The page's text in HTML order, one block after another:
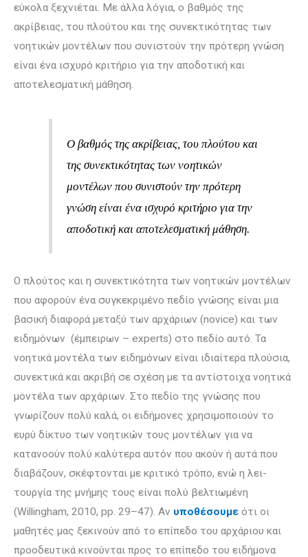
εύκολα ξεχνιέται. Με άλλα λόγια, ο βαθμός της
ακρίβειας, του πλούτου και της συνεκτικότητας των
νοητικών μοντέλων που συ­­νιστούν την πρότερη γνώση
είναι ένα ισχυρό κριτήριο για την αποδοτική και
αποτελεσμα­τική μάθηση.
O βαθμός της ακρίβειας, του πλούτου και
της συνεκτικότητας των νοητικών
μοντέλων που συ­­νιστούν την πρότερη
γνώση είναι ένα ισχυρό κριτήριο για την
αποδοτική και αποτελεσμα­τική μάθηση.
Ο πλούτος και η συνεκτικότητα των νοητικών μοντέλων
που αφορούν έ­να συγκεκριμένο πεδίο γνώσης είναι μια
βασική διαφορά μεταξύ των αρ­χά­ριων (novice) και των
ειδημόνων (έμπειρων – experts) στο πεδίο αυτό. Τα
νοητικά μοντέλα των ειδημόνων είναι ιδιαίτερα πλούσια,
συνεκτικά και ακριβή σε σχέση με τα αντίστοιχα νοητικά
μοντέλα των αρχάριων. Στο πεδίο της γνώ­σης που
γνωρίζουν πολύ καλά, οι ειδήμονες χρησιμοποιούν το
ευρύ δίκτυο των νοη­τι­κών τους μοντέλων για να
κατανοούν πολύ καλύτερα αυτόν που ακούν ή αυτά που
διαβάζουν, σκέφτονται με κριτικό τρόπο, ενώ η λει­
τουργία της μνή­μης τους είναι πολύ βελτιωμένη
(Willingham, 2010, pp. 29–47). Αν υπο­θέ­σου­με ότι οι
μαθητές μας ξεκινούν από το επίπεδο του αρχάριου και
προο­δευτικά κινούνται προς το επίπεδο του ειδήμονα